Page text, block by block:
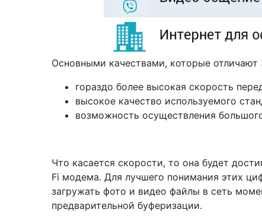
Основными качествами, которые
гораздо более высокая скорость
высокое качество используемого
возможность осуществления
Что касается скорости, то она будет
Fi модема. Для лучшего понимания этих
загружать фото и видео файлы в сеть
предварительной буферизации.